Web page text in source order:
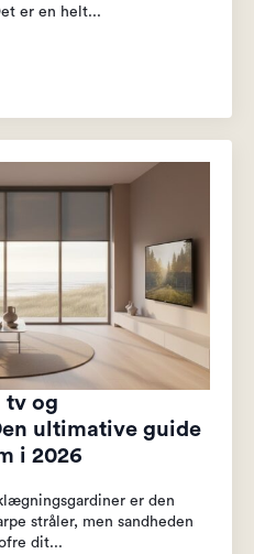
er en helt...
tv og
ultimative guide
i 2026
er den
stråler, men sandheden
dit...